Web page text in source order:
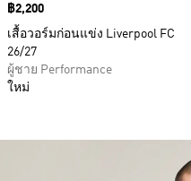
Price
฿2,200
เสื้อวอร์มก่อนแข่ง Liverpool FC
26/27
ผู้ชาย Performance
ใหม่